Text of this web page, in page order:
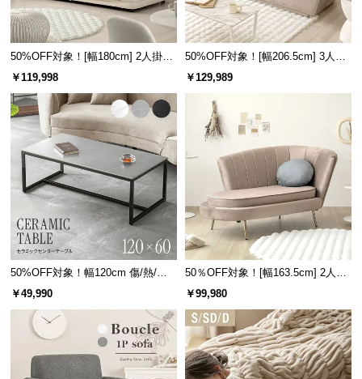
50%OFF対象！[幅180cm] 2人掛け
ソファ
￥119,998
50%OFF対象！[幅206.5cm] 3人掛
けソファ
￥129,989
50%OFF対象！幅120cm 傷/熱/汚
れに強い セラミック製センターテ
￥49,990
50％OFF対象！[幅163.5cm] 2人掛
けソファ
￥99,980